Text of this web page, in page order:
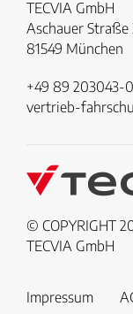
TECVIA GmbH
Aschauer Straße
81549 München
+49 89 203043-0
vertrieb-
© COPYRIGHT
TECVIA GmbH
Impressum